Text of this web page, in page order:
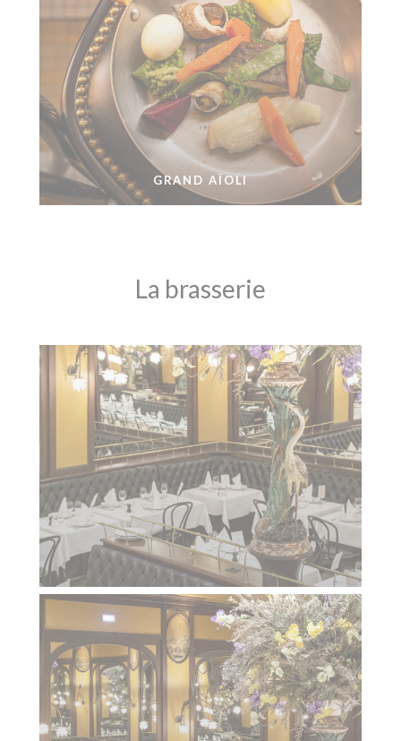
GRAND AÏOLI
La brasserie